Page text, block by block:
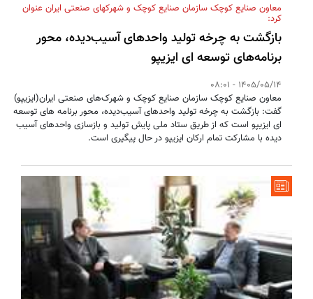
معاون صنایع کوچک سازمان صنایع کوچک و شهرکهای صنعتی ایران عنوان
کرد:
بازگشت به چرخه تولید واحدهای آسیب‌دیده، محور
برنامه‌های توسعه ای ایزیپو
1405/05/14 - 08:01
معاون صنایع کوچک سازمان صنایع کوچک و شهرک‌های صنعتی ایران(ایزیپو)
گفت: بازگشت به چرخه تولید واحدهای آسیب‌دیده، محور برنامه های توسعه
ای ایزیپو است که از طریق ستاد ملی پایش تولید و بازسازی واحدهای آسیب
دیده با مشارکت تمام ارکان ایزیپو در حال پیگیری است.